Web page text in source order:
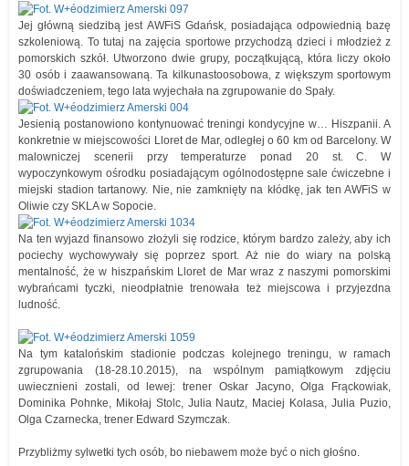
Jej główną siedzibą jest AWFiS Gdańsk, posiadająca odpowiednią bazę
szkoleniową. To tutaj na zajęcia sportowe przychodzą dzieci i młodzież z
pomorskich szkół. Utworzono dwie grupy, początkującą, która liczy około
30 osób i zaawansowaną. Ta kilkunastoosobowa, z większym sportowym
doświadczeniem, tego lata wyjechała na zgrupowanie do Spały.
Jesienią postanowiono kontynuować treningi kondycyjne w… Hiszpanii. A
konkretnie w miejscowości Lloret de Mar, odległej o 60 km od Barcelony. W
malowniczej scenerii przy temperaturze ponad 20 st. C. W
wypoczynkowym ośrodku posiadającym ogólnodostępne sale ćwiczebne i
miejski stadion tartanowy. Nie, nie zamknięty na kłódkę, jak ten AWFiS w
Oliwie czy SKLA w Sopocie.
Na ten wyjazd finansowo złożyli się rodzice, którym bardzo zależy, aby ich
pociechy wychowywały się poprzez sport. Aż nie do wiary na polską
mentalność, że w hiszpańskim Lloret de Mar wraz z naszymi pomorskimi
wybrańcami tyczki, nieodpłatnie trenowała też miejscowa i przyjezdna
ludność.
Na tym katalońskim stadionie podczas kolejnego treningu, w ramach
zgrupowania (18-28.10.2015), na wspólnym pamiątkowym zdjęciu
uwiecznieni zostali, od lewej: trener Oskar Jacyno, Olga Frąckowiak,
Dominika Pohnke, Mikołaj Stolc, Julia Nautz, Maciej Kolasa, Julia Puzio,
Olga Czarnecka, trener Edward Szymczak.
Przybliżmy sylwetki tych osób, bo niebawem może być o nich głośno.